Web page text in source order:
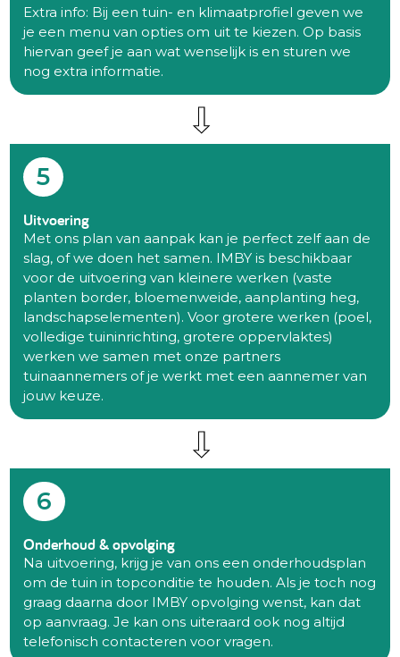
Extra info: Bij een tuin- en klimaatprofiel geven we
je een menu van opties om uit te kiezen. Op basis
hiervan geef je aan wat wenselijk is en sturen we
nog extra informatie.
5
Uitvoering
Met ons plan van aanpak kan je perfect zelf aan de
slag, of we doen het samen. IMBY is beschikbaar
voor de uitvoering van kleinere werken (vaste
planten border, bloemenweide, aanplanting heg,
landschapselementen). Voor grotere werken (poel,
volledige tuininrichting, grotere oppervlaktes)
werken we samen met onze partners
tuinaannemers of je werkt met een aannemer van
jouw keuze.
6
Onderhoud & opvolging
Na uitvoering, krijg je van ons een onderhoudsplan
om de tuin in topconditie te houden. Als je toch nog
graag daarna door IMBY opvolging wenst, kan dat
op aanvraag. Je kan ons uiteraard ook nog altijd
telefonisch contacteren voor vragen.